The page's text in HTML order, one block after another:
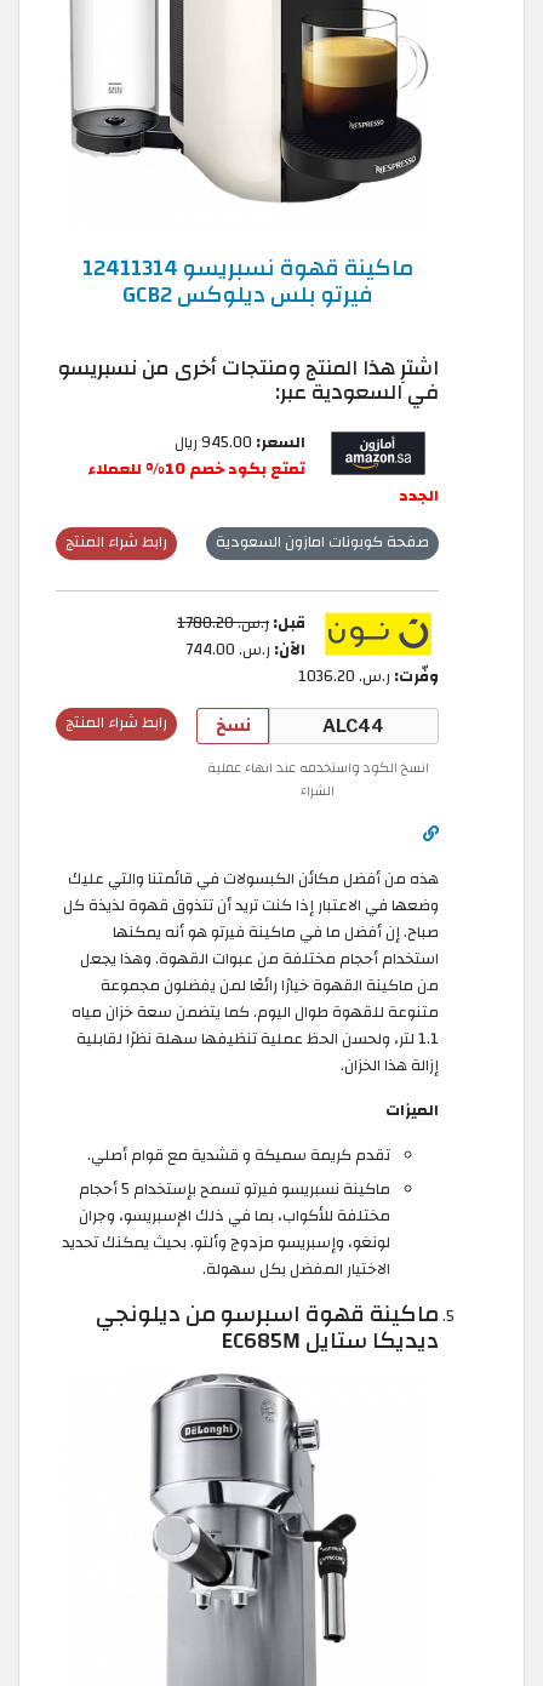
ماكينة قهوة نسبريسو 12411314
فيرتو بلس ديلوكس GCB2
اشترِ هذا المنتج ومنتجات أخرى من نسبريسو
في السعودية عبر:
السعر: 945.00 ريال
تمتع بكود خصم 10% للعملاء
الجدد
رابط شراء المنتج صفحة كوبونات امازون السعودية
قبل:ر.س.‏ 1780.20
الآن: ر.س.‏ 744.00
وفّرت: ر.س.‏ 1036.20
رابط شراء المنتج نسخ
انسخ الكود واستخدمه عند انهاء عملية
الشراء
هذه من أفضل مكائن الكبسولات في قائمتنا والتي عليك
وضعها في الاعتبار إذا كنت تريد أن تتذوق قهوة لذيذة كل
صباح. إن أفضل ما في ماكينة فيرتو هو أنه يمكنها
استخدام أحجام مختلفة من عبوات القهوة. وهذا يجعل
من ماكينة القهوة خيارًا رائعًا لمن يفضلون مجموعة
متنوعة للقهوة طوال اليوم. كما يتضمن سعة خزان مياه
1.1 لتر، ولحسن الحظ عملية تنظيفها سهلة نظرًا لقابلية
إزالة هذا الخزان.
الميزات
تقدم كريمة سميكة و قشدية مع قوام أصلي.
ماكينة نسبريسو فيرتو تسمح بإستخدام 5 أحجام
مختلفة للأكواب، بما في ذلك الإسبريسو، وجران
لونغو، وإسبريسو مزدوج وألتو. بحيث يمكنك تحديد
الاختيار المفضل بكل سهولة.
ماكينة قهوة اسبرسو من ديلونجي
ديديكا ستايل EC685M